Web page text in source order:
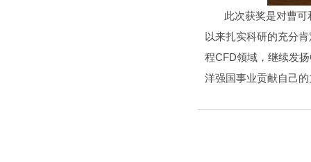
此次获奖是对曹可
以来扎实科研的充分
程CFD领域，继续发
洋强国事业贡献自己